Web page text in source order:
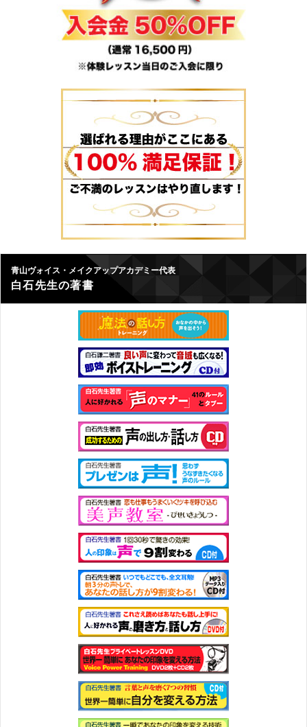
青山ヴォイス・メイクアップアカデミー代表
白石先生の著書